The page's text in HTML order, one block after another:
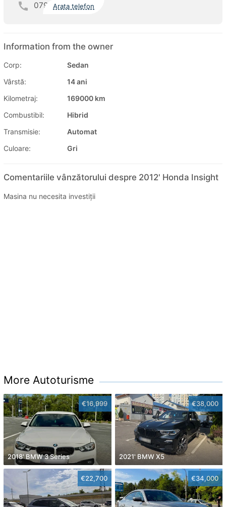
079 Arata telefon
Information from the owner
Corp:
Sedan
Vârstă:
14 ani
Kilometraj:
169000 km
Combustibil:
Hibrid
Transmisie:
Automat
Culoare:
Gri
Comentariile vânzătorului despre 2012' Honda Insight
Masina nu necesita investiții
More Autoturisme
€16,999
2018' BMW 3 Series
€38,000
2021' BMW X5
€22,700 €34,000